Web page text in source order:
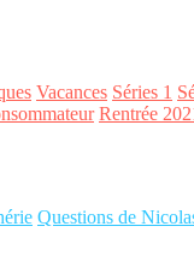
Vacances Séries 1
Rentrée
Questions de